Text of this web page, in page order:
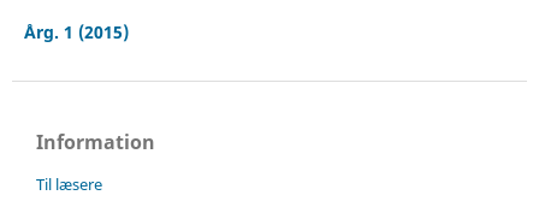
Årg. 1 (2015)
Information
Til læsere